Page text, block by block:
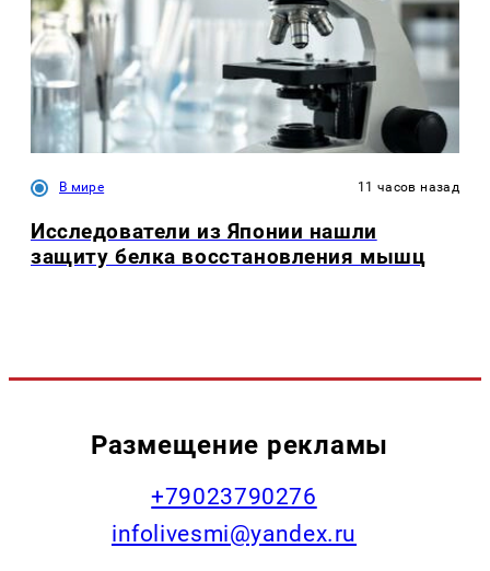
В мире 11 часов назад
Исследователи из Японии нашли
защиту белка восстановления мышц
Размещение рекламы
+79023790276
infolivesmi@yandex.ru